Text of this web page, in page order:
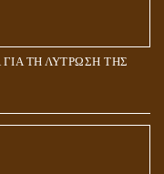
ΤΗ ΛΥΤΡΩΣΗ ΤΗΣ